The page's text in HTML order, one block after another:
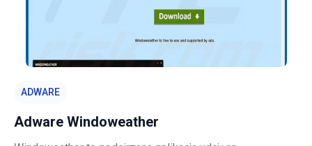
ADWARE
Adware Windoweather